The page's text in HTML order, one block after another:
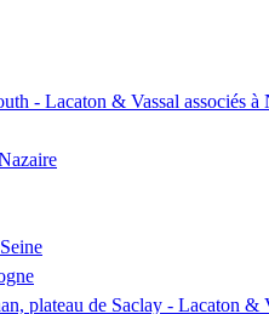
- Lacaton & Vassal associés
plateau de Saclay - Lacaton &